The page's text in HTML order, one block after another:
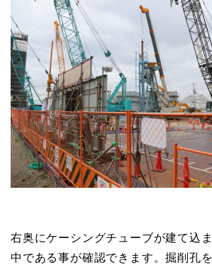
右奥にケーシングチューブが建て込
中である事が確認できます。掘削孔